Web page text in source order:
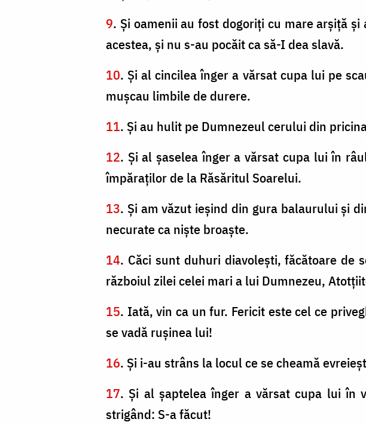
9. Şi oamenii au fost dogoriţi cu mare arşiţă
acestea, şi nu s-au pocăit ca să-I dea slavă.
10. Şi al cincilea înger a vărsat cupa lui pe
muşcau limbile de durere.
11. Şi au hulit pe Dumnezeul cerului din
12. Şi al şaselea înger a vărsat cupa lui în
împăraţilor de la Răsăritul Soarelui.
13. Şi am văzut ieşind din gura balaurului şi
necurate ca nişte broaşte.
14. Căci sunt duhuri diavoleşti, făcătoare de
războiul zilei celei mari a lui Dumnezeu,
15. Iată, vin ca un fur. Fericit este cel ce
se vadă ruşinea lui!
16. Şi i-au strâns la locul ce se cheamă
17. Şi al şaptelea înger a vărsat cupa lui
strigând: S-a făcut!